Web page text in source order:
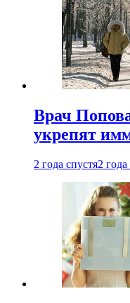
Врач
укрепят
2 года спустя2 года